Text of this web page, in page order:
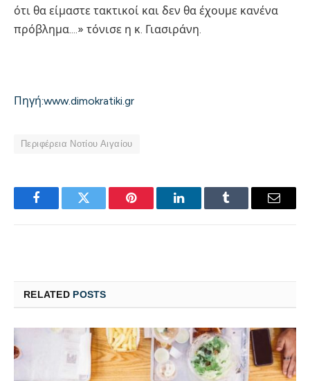
ότι θα είμαστε τακτικοί και δεν θα έχουμε κανένα
πρόβλημα….» τόνισε η κ. Γιασιράνη.
Πηγή:www.dimokratiki.gr
Περιφέρεια Νοτίου Αιγαίου
FacebookTwitter Pinterest LinkedInTumblr Email
RELATED POSTS